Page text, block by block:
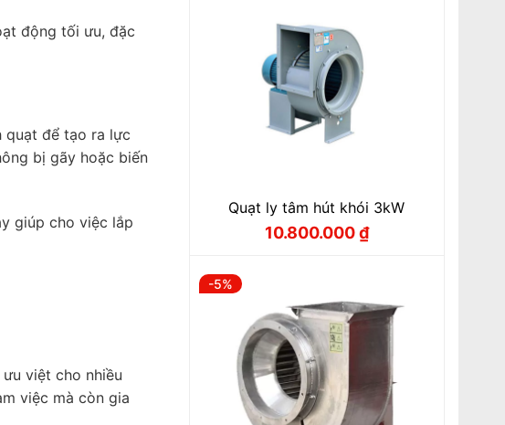
động tối ưu, đặc
quạt để tạo ra lực
bị gãy hoặc biến
giúp cho việc lắp
việt cho nhiều
việc mà còn gia
Quạt ly tâm hút khói 3kW
Giá
10.800.000₫
Giá
-5%